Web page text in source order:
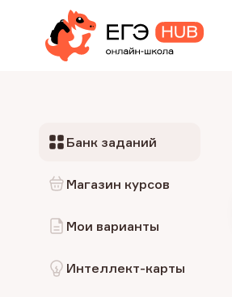
Банк заданий
Магазин курсов
Мои варианты
Интеллект-карты